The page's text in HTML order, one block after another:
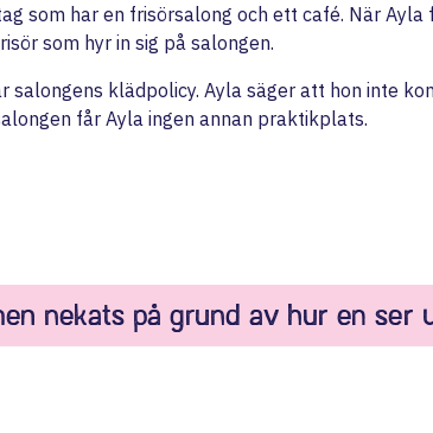
som har en frisörsalong och ett café. När
som hyr in sig på salongen.
klädpolicy. Ayla säger att hon inte
får Ayla ingen annan praktikplats.
nekats på grund av hur en ser